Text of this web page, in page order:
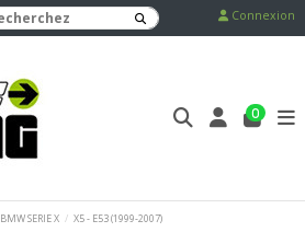
Connexion
0
BMW SERIE X X5 - E53 (1999-2007)